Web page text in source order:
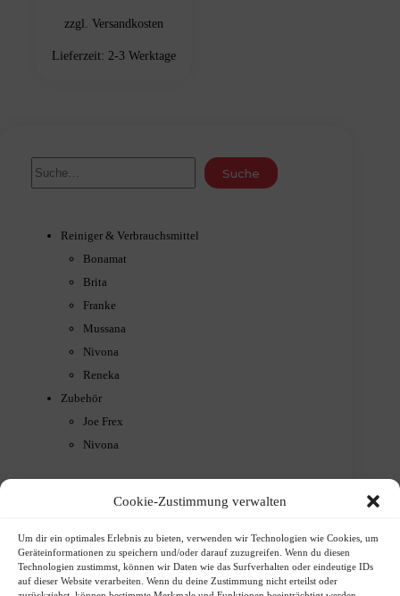
Cookie-Zustimmung verwalten
Um dir ein optimales Erlebnis zu bieten, verwenden wir Technologien wie Cookies, um
Geräteinformationen zu speichern und/oder darauf zuzugreifen. Wenn du diesen
Technologien zustimmst, können wir Daten wie das Surfverhalten oder eindeutige IDs
auf dieser Website verarbeiten. Wenn du deine Zustimmung nicht erteilst oder
zzgl. Versandkosten
Lieferzeit: 2-3 Werktage
Suche
Reiniger & Verbrauchsmittel
Bonamat
Brita
Franke
Mussana
Nivona
Reneka
Zubehör
Joe Frex
Nivona
Lieferung & Versand
Zahlungsarten